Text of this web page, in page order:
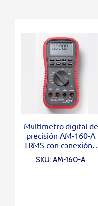
Multímetro digital de
precisión AM-160-A
TRMS con conexión a
SKU: AM-160-A